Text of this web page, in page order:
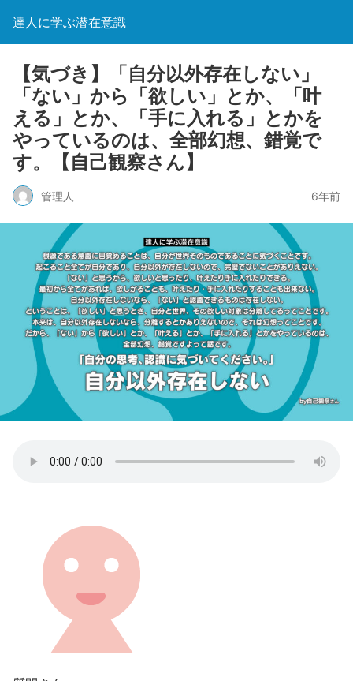
達人に学ぶ潜在意識
【気づき】「自分以外存在しない」
「ない」から「欲しい」とか、「叶
える」とか、「手に入れる」とかを
やっているのは、全部幻想、錯覚で
す。【自己観察さん】
管理人 6年前